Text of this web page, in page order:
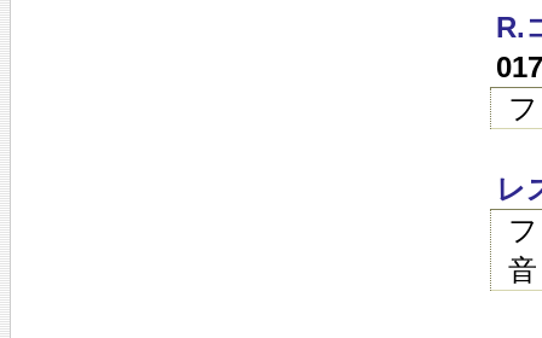
R.
レ
音